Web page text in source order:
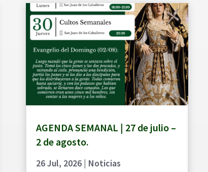
AGENDA SEMANAL | 27 de julio –
2 de agosto.
26 Jul, 2026| Noticias